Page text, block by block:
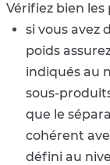
Vérifiez bien les
si vous avez
poids
indiqués au
sous-
que le
cohérent
défini au